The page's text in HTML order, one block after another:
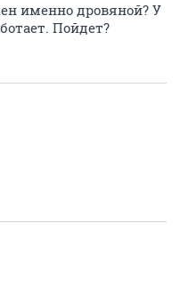
именно дровяной? У
Пойдет?